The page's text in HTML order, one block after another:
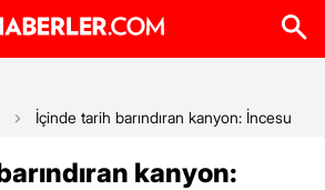
İçinde tarih barındıran kanyon: İncesu
kanyon: